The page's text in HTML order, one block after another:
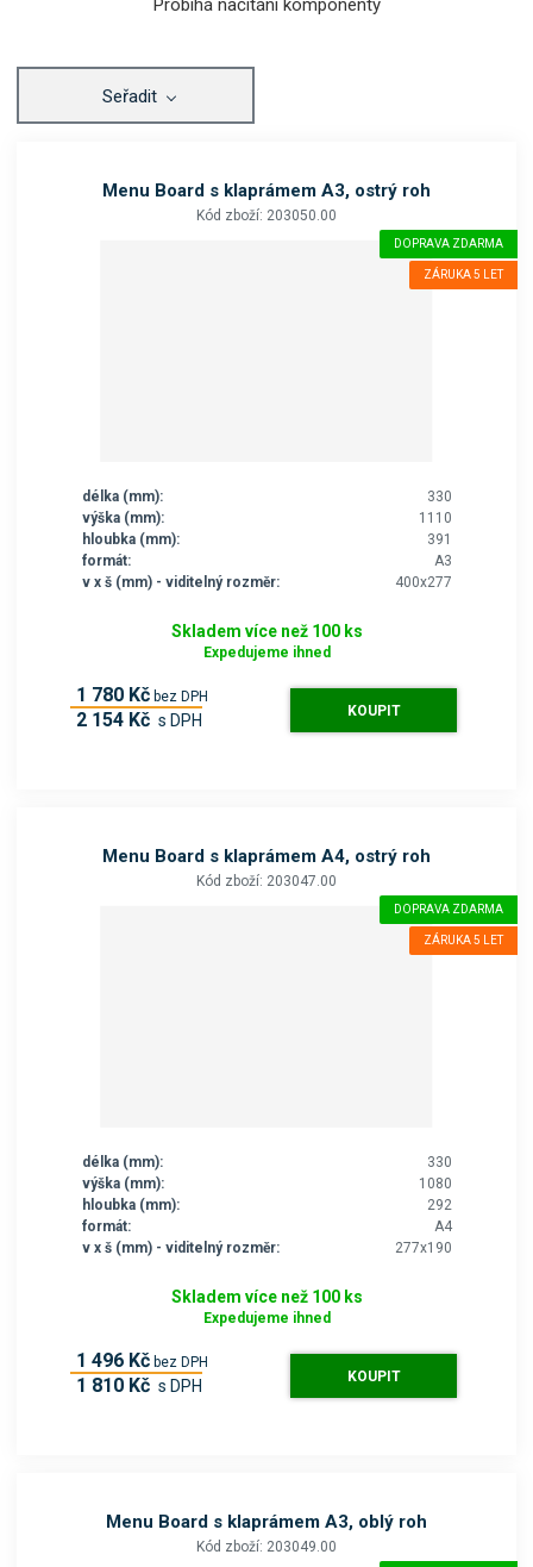
Seřadit
Menu Board s klaprámem A3, ostrý roh
Kód zboží: 203050.00
DOPRAVA ZDARMA
ZÁRUKA 5 LET
délka (mm):
330
výška (mm):
1110
hloubka (mm):
391
formát:
A3
v x š (mm) - viditelný rozměr:
400x277
Skladem více než 100 ks
Expedujeme ihned
1 780 Kč bez DPH
2 154 Kč s DPH KOUPIT
Menu Board s klaprámem A4, ostrý roh
Kód zboží: 203047.00
DOPRAVA ZDARMA
ZÁRUKA 5 LET
délka (mm):
330
výška (mm):
1080
hloubka (mm):
292
formát:
A4
v x š (mm) - viditelný rozměr:
277x190
Skladem více než 100 ks
Expedujeme ihned
1 496 Kč bez DPH
1 810 Kč s DPH KOUPIT
Menu Board s klaprámem A3, oblý roh
Kód zboží: 203049.00